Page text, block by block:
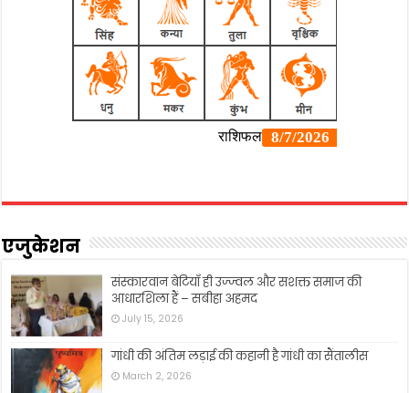
एजुकेशन
संस्कारवान बेटियाँ ही उज्ज्वल और सशक्त समाज की
आधारशिला हैं – सबीहा अहमद
July 15, 2026
गांधी की अंतिम लड़ाई की कहानी है गांधी का सैंतालीस
March 2, 2026